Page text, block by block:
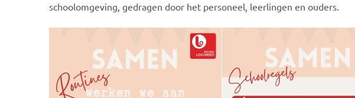
schoolomgeving, gedragen door het personeel, leerlingen en ouders.